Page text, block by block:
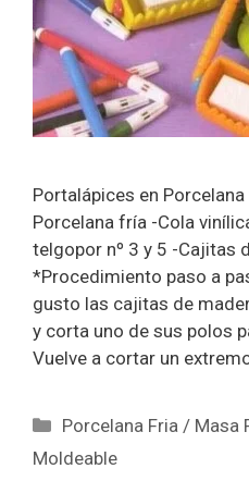
Portalápices en
Porcelana fría -Cola
telgopor nº 3 y 5 -Cajitas
*Procedimiento paso a
gusto las cajitas de
y corta uno de sus polos
Vuelve a cortar un
Porcelana Fria / Masa
Moldeable